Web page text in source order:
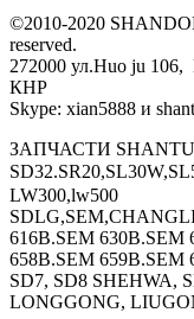
©2010-2020
reserved.
272000 ул.Huo ju
КНР
Skype: xian5888 и
ЗАПЧАСТИ SHANTUI
LW300,lw500
616B.SEM 630B.SEM
658B.SEM 659B.SEM
SD7, SD8 SHEHWA,
LONGGONG,